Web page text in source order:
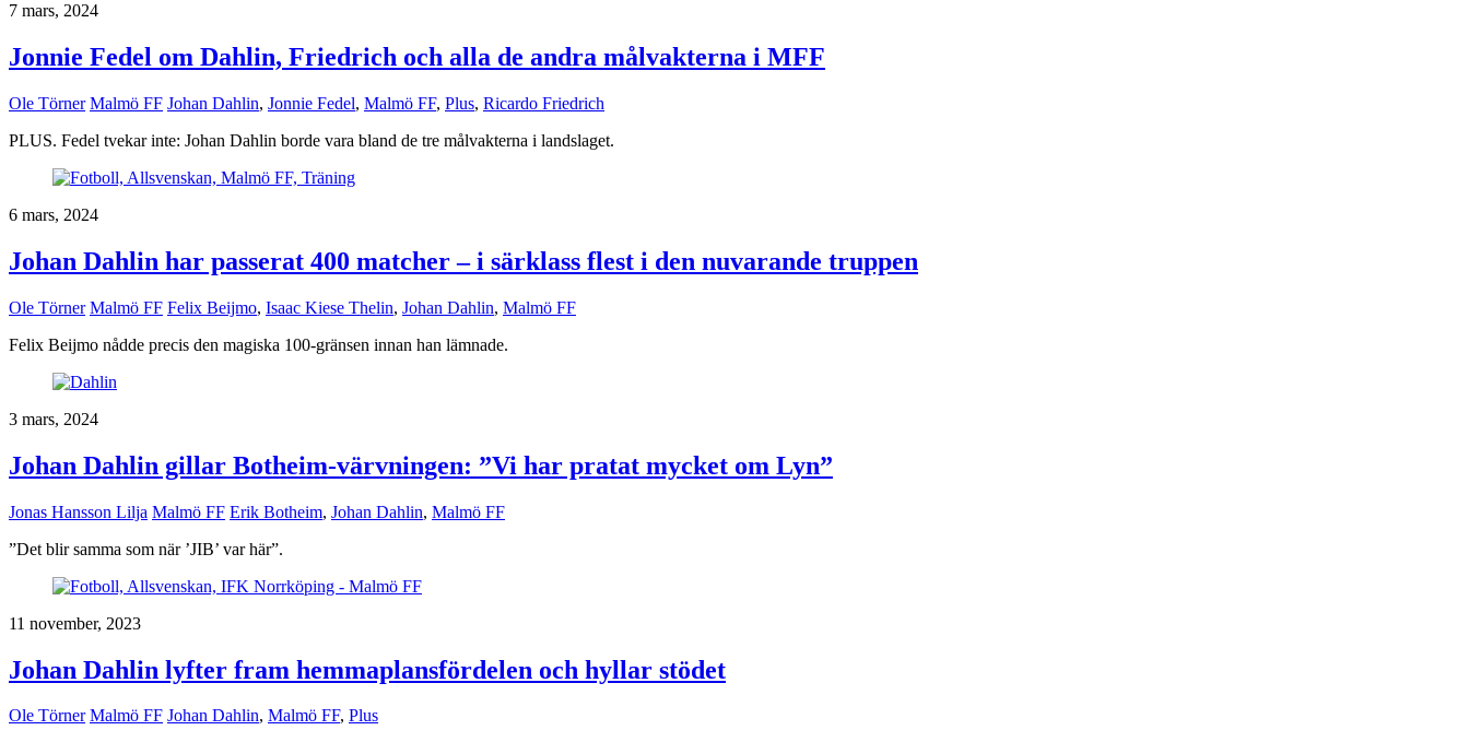
7 mars, 2024
Jonnie Fedel om Dahlin, Friedrich och alla de andra målvakterna i MFF
Ole Törner Malmö FF Johan Dahlin, Jonnie Fedel, Malmö FF, Plus, Ricardo Friedrich
PLUS. Fedel tvekar inte: Johan Dahlin borde vara bland de tre målvakterna i landslaget.
6 mars, 2024
Johan Dahlin har passerat 400 matcher – i särklass flest i den nuvarande truppen
Ole Törner Malmö FF Felix Beijmo, Isaac Kiese Thelin, Johan Dahlin, Malmö FF
Felix Beijmo nådde precis den magiska 100-gränsen innan han lämnade.
3 mars, 2024
Johan Dahlin gillar Botheim-värvningen: ”Vi har pratat mycket om Lyn”
Jonas Hansson Lilja Malmö FF Erik Botheim, Johan Dahlin, Malmö FF
”Det blir samma som när ’JIB’ var här”.
11 november, 2023
Johan Dahlin lyfter fram hemmaplansfördelen och hyllar stödet
Ole Törner Malmö FF Johan Dahlin, Malmö FF, Plus